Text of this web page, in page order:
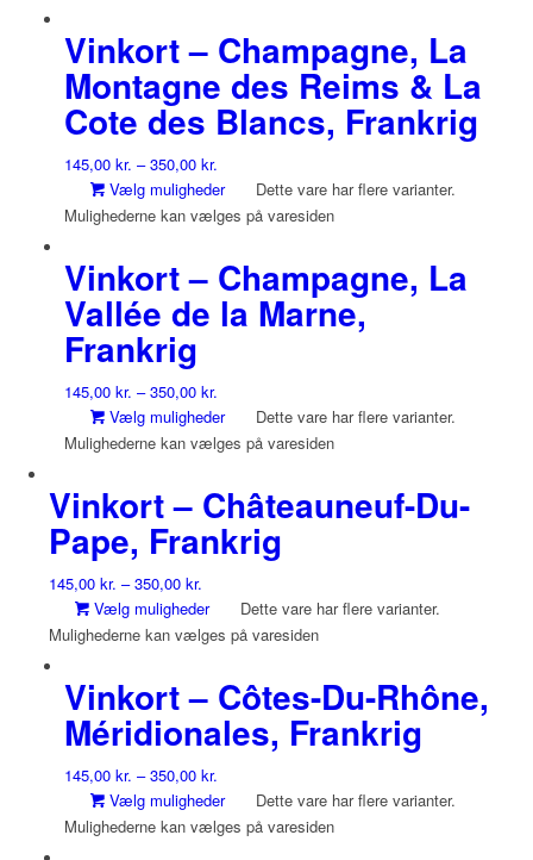
Vinkort – Champagne, La
Montagne des Reims & La
Cote des Blancs, Frankrig
145,00 kr. –350,00 kr.
Vælg muligheder
Dette vare har flere varianter.
Mulighederne kan vælges på varesiden
Vinkort – Champagne, La
Vallée de la Marne,
Frankrig
145,00 kr. –350,00 kr.
Vælg muligheder
Dette vare har flere varianter.
Mulighederne kan vælges på varesiden
Vinkort – Châteauneuf-Du-
Pape, Frankrig
145,00 kr. –350,00 kr.
Vælg muligheder
Dette vare har flere varianter.
Mulighederne kan vælges på varesiden
Vinkort – Côtes-Du-Rhône,
Méridionales, Frankrig
145,00 kr. –350,00 kr.
Vælg muligheder
Dette vare har flere varianter.
Mulighederne kan vælges på varesiden